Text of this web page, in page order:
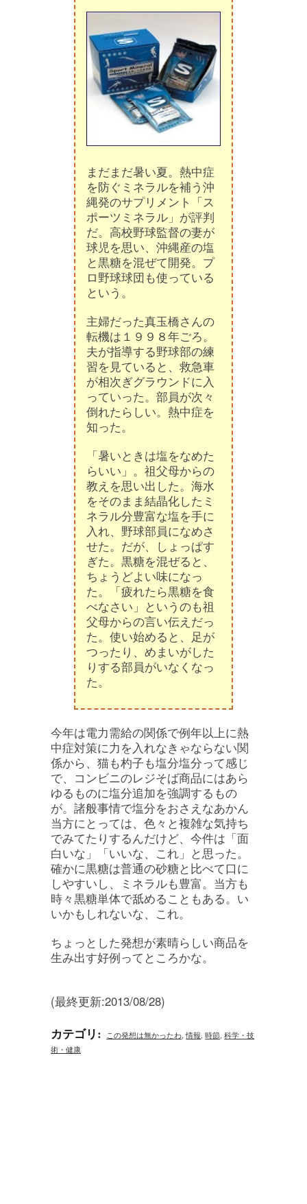
まだまだ暑い夏。熱中症
を防ぐミネラルを補う沖
縄発のサプリメント「ス
ポーツミネラル」が評判
だ。高校野球監督の妻が
球児を思い、沖縄産の塩
と黒糖を混ぜて開発。プ
ロ野球球団も使っている
という。
主婦だった真玉橋さんの
転機は１９９８年ごろ。
夫が指導する野球部の練
習を見ていると、救急車
が相次ぎグラウンドに入
っていった。部員が次々
倒れたらしい。熱中症を
知った。
「暑いときは塩をなめた
らいい」。祖父母からの
教えを思い出した。海水
をそのまま結晶化したミ
ネラル分豊富な塩を手に
入れ、野球部員になめさ
せた。だが、しょっぱす
ぎた。黒糖を混ぜると、
ちょうどよい味になっ
た。「疲れたら黒糖を食
べなさい」というのも祖
父母からの言い伝えだっ
た。使い始めると、足が
つったり、めまいがした
りする部員がいなくなっ
た。
今年は電力需給の関係で例年以上に熱
中症対策に力を入れなきゃならない関
係から、猫も杓子も塩分塩分って感じ
で、コンビニのレジそば商品にはあら
ゆるものに塩分追加を強調するもの
が。諸般事情で塩分をおさえなあかん
当方にとっては、色々と複雑な気持ち
でみてたりするんだけど、今件は「面
白いな」「いいな、これ」と思った。
確かに黒糖は普通の砂糖と比べて口に
しやすいし、ミネラルも豊富。当方も
時々黒糖単体で舐めることもある。い
いかもしれないな、これ。
ちょっとした発想が素晴らしい商品を
生み出す好例ってところかな。
(最終更新:2013/08/28)
カテゴリ: この発想は無かったわ, 情報, 時節, 科学・技
術・健康